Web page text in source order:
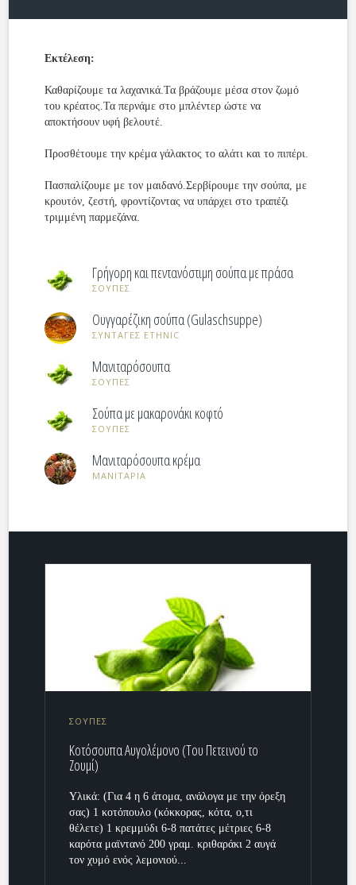
Εκτέλεση:
Καθαρίζουμε τα λαχανικά.Τα βράζουμε μέσα στον ζωμό
του κρέατος.Τα περνάμε στο μπλέντερ ώστε να
αποκτήσουν υφή βελουτέ.
Προσθέτουμε την κρέμα γάλακτος το αλάτι και το πιπέρι.
Πασπαλίζουμε με τον μαιδανό.Σερβίρουμε την σούπα, με
κρουτόν, ζεστή, φροντίζοντας να υπάρχει στο τραπέζι
τριμμένη παρμεζάνα.
Γρήγορη και πεντανόστιμη σούπα με πράσα
ΣΟΥΠΕΣ
Ουγγαρέζικη σούπα (Gulaschsuppe)
ΣΥΝΤΑΓΕΣ ETHNIC
Μανιταρόσουπα
ΣΟΥΠΕΣ
Σούπα με μακαρονάκι κοφτό
ΣΟΥΠΕΣ
Mανιταρόσουπα κρέμα
ΜΑΝΙΤΑΡΙΑ
ΣΟΥΠΕΣ
Κοτόσουπα Αυγολέμονο (Του Πετεινού το
Ζουμί)
Υλικά: (Για 4 η 6 άτομα, ανάλογα με την όρεξη
σας) 1 κοτόπουλο (κόκκορας, κότα, ο,τι
θέλετε) 1 κρεμμύδι 6-8 πατάτες μέτριες 6-8
καρότα μαϊντανό 200 γραμ. κριθαράκι 2 αυγά
τον χυμό ενός λεμονιού...